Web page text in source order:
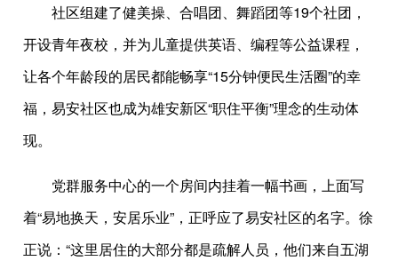
社区组建了健美操、合唱团、舞蹈团等19个社团，
开设青年夜校，并为儿童提供英语、编程等公益课程，
让各个年龄段的居民都能畅享“15分钟便民生活圈”的幸
福，易安社区也成为雄安新区“职住平衡”理念的生动体
现。
党群服务中心的一个房间内挂着一幅书画，上面写
着“易地换天，安居乐业”，正呼应了易安社区的名字。徐
正说：“这里居住的大部分都是疏解人员，他们来自五湖